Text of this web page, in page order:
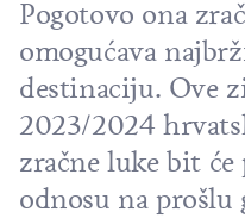
Pogotovo ona
omogućava
destinaciju. Ove
2023/2024
zračne luke bit
odnosu na prošlu